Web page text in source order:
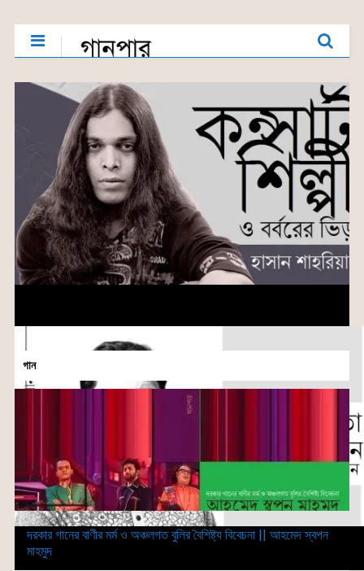
গান
দরকার গানের বাণীর মর্ম ও অঞ্চলগত বুলির বৈশিষ্ট্য বিবেচনা || আহমেদ স্বপন
মাহমুদ